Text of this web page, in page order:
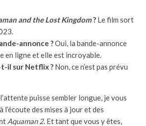
and the Lost Kingdom? Le film sort
annonce ?Oui, la bande-annonce
en ligne et elle est incroyable.
t-il sur Netflix ? Non, ce n’est pas prévu
puisse sembler longue, je vous
des mises à jour et des
Aquaman 2. Et tant que vous y êtes,